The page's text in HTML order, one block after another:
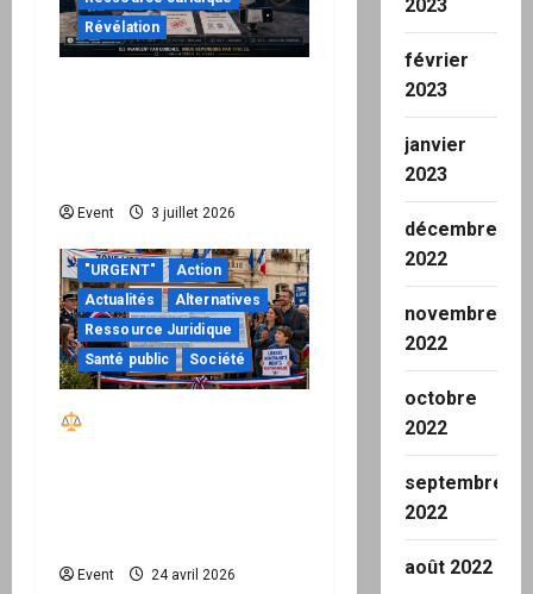
Révélation
Event 3 juillet 2026
"URGENT"
Action
Actualités
Alternatives
Ressource Juridique
Santé public
Société
Event 24 avril 2026
2023
février
2023
janvier
2023
décembre
2022
novembre
2022
octobre
2022
septembre
2022
août 2022